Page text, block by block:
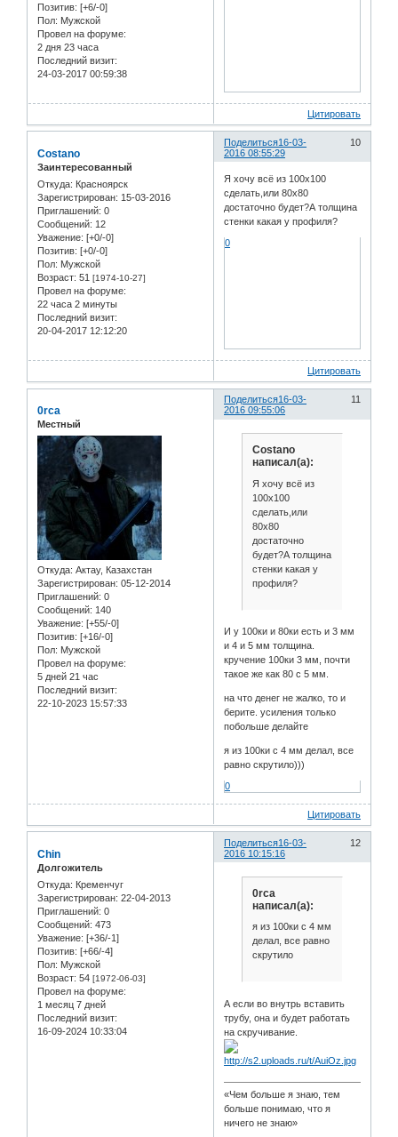
Позитив: [+6/-0]
Пол: Мужской
Провел на форуме:
2 дня 23 часа
Последний визит:
24-03-2017 00:59:38
Цитировать
Поделиться 10
16-03-
2016 08:55:29
Costano
Заинтересованный
Откуда: Красноярск
Зарегистрирован: 15-03-2016
Приглашений: 0
Сообщений: 12
Уважение: [+0/-0]
Позитив: [+0/-0]
Пол: Мужской
Возраст: 51 [1974-10-27]
Провел на форуме:
22 часа 2 минуты
Последний визит:
20-04-2017 12:12:20
Я хочу всё из 100х100
сделать,или 80х80
достаточно будет?А толщина
стенки какая у профиля?
0
Цитировать
Поделиться 11
16-03-
2016 09:55:06
0rca
Местный
Откуда: Актау, Казахстан
Зарегистрирован: 05-12-2014
Приглашений: 0
Сообщений: 140
Уважение: [+55/-0]
Позитив: [+16/-0]
Пол: Мужской
Провел на форуме:
5 дней 21 час
Последний визит:
22-10-2023 15:57:33
Costano
написал(а):
Я хочу всё из
100х100
сделать,или
80х80
достаточно
будет?А толщина
стенки какая у
профиля?
И у 100ки и 80ки есть и 3 мм
и 4 и 5 мм толщина.
кручение 100ки 3 мм, почти
такое же как 80 с 5 мм.
на что денег не жалко, то и
берите. усиления только
побольше делайте
я из 100ки с 4 мм делал, все
равно скрутило)))
0
Цитировать
Поделиться 12
16-03-
2016 10:15:16
Chin
Долгожитель
Откуда: Кременчуг
Зарегистрирован: 22-04-2013
Приглашений: 0
Сообщений: 473
Уважение: [+36/-1]
Позитив: [+66/-4]
Пол: Мужской
Возраст: 54 [1972-06-03]
Провел на форуме:
1 месяц 7 дней
Последний визит:
16-09-2024 10:33:04
0rca
написал(а):
я из 100ки с 4 мм
делал, все равно
скрутило
А если во внутрь вставить
трубу, она и будет работать
на скручивание.
«Чем больше я знаю, тем
больше понимаю, что я
ничего не знаю»